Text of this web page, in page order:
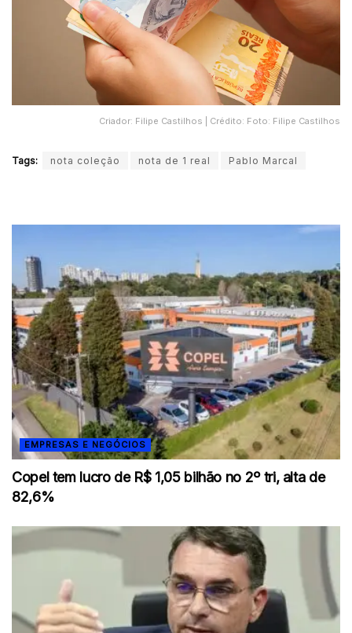
Criador: Filipe Castilhos | Crédito: Foto: Filipe Castilhos
Tags: nota coleção nota de 1 real Pablo Marcal
EMPRESAS E NEGÓCIOS
Copel tem lucro de R$ 1,05 bilhão no 2º tri, alta de
82,6%